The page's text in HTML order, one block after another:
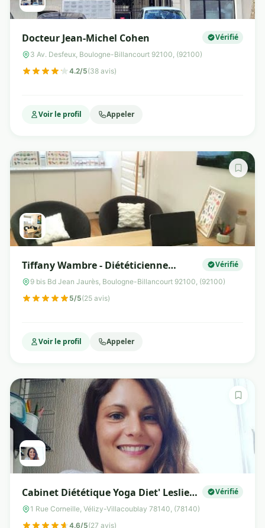
Docteur Jean-Michel Cohen Vérifié
3 Av. Desfeux, Boulogne-Billancourt 92100, (92100)
4.2/5(38 avis)
Voir le profil Appeler
Tiffany Wambre - Diététicienne
Nutritionniste - Boulogne-Billancourt
Vérifié
9 bis Bd Jean Jaurès, Boulogne-Billancourt 92100, (92100)
5/5(25 avis)
Voir le profil Appeler
Cabinet Diététique Yoga Diet' Leslie
Levrard.
Vérifié
1 Rue Corneille, Vélizy-Villacoublay 78140, (78140)
4.6/5(27 avis)